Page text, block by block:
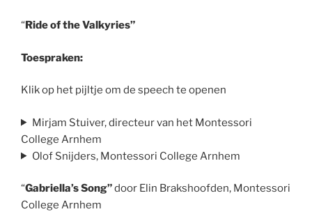
“Ride of the Valkyries”
Toespraken:
Klik op het pijltje om de speech te openen
Mirjam Stuiver, directeur van het Montessori
College Arnhem
Olof Snijders, Montessori College Arnhem
“Gabriella’s Song”door Elin Brakshoofden, Montessori
College Arnhem